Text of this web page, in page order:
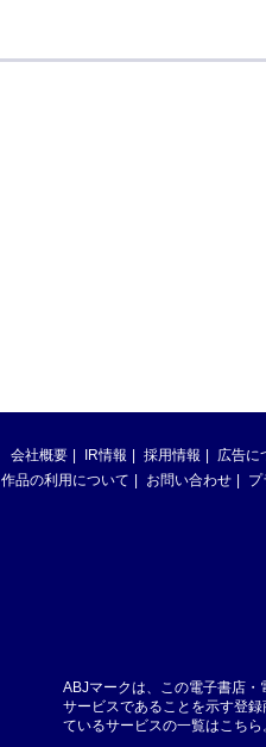
会社概要 IR情報 採用情報 広告に
作品の利用について
お問い合わせ プ
ABJマークは、この電子書店
サービスであることを示す登
ているサービスの一覧はこちら